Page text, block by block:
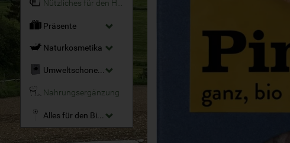
Präsente
Naturkosmetika
Umweltschonende Reinigungsmittel
Nahrungsergänzung
Alles für den Bio-Garten